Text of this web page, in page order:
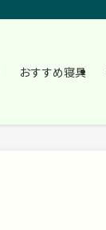
おすすめ寝具